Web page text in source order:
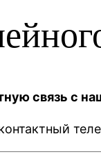
связь с